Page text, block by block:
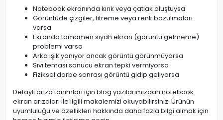
Notebook ekranında kırık veya çatlak oluştuysa
Görüntüde çizgiler, titreme veya renk bozulmaları
varsa
Ekranda tamamen siyah ekran (görüntü gelmeme)
problemi varsa
Arka ışık yanıyor ancak görüntü görünmüyorsa
Sıvı teması sonucu ekran tepki vermiyorsa
Fiziksel darbe sonrası görüntü gidip geliyorsa
Detaylı arıza tanımları için blog yazılarımızdan notebook
ekran arızaları ile ilgili makalemizi okuyabilirsiniz. Ürünün
uyumluluğu ve özellikleri hakkında daha fazla bilgi almak için